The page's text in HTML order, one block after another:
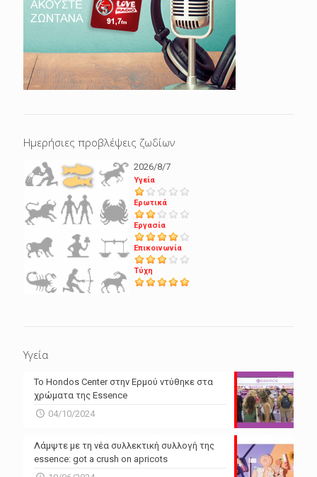
Ημερήσιες προβλέψεις ζωδίων
2026/8/7
Υγεία
Ερωτικά
Εργασία
Επικοινωνία
Τύχη
Υγεία
Το Hondos Center στην Ερμού ντύθηκε στα
χρώματα της Essence
04/10/2024
Λάμψτε με τη νέα συλλεκτική συλλογή της
essence: got a crush on apricots